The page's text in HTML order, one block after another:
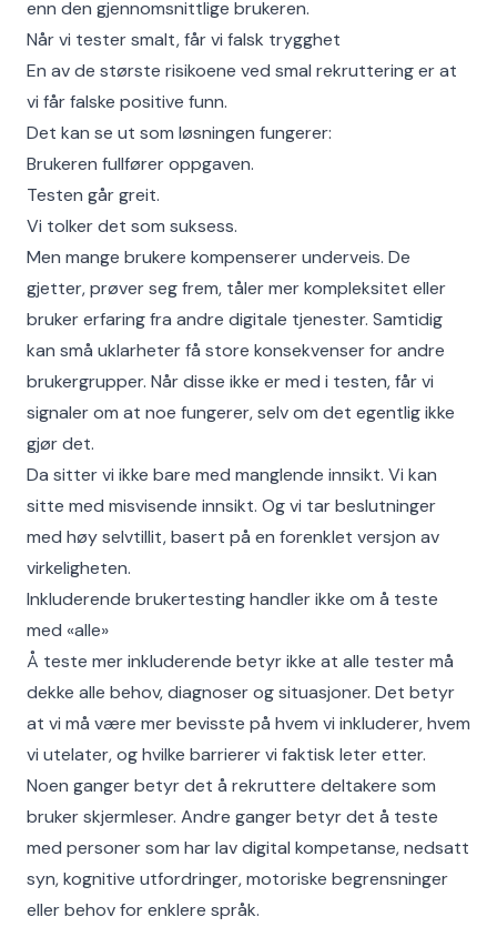
enn den gjennomsnittlige brukeren.
Når vi tester smalt, får vi falsk trygghet
En av de største risikoene ved smal rekruttering er at
vi får falske positive funn.
Det kan se ut som løsningen fungerer:
Brukeren fullfører oppgaven.
Testen går greit.
Vi tolker det som suksess.
Men mange brukere kompenserer underveis. De
gjetter, prøver seg frem, tåler mer kompleksitet eller
bruker erfaring fra andre digitale tjenester. Samtidig
kan små uklarheter få store konsekvenser for andre
brukergrupper. Når disse ikke er med i testen, får vi
signaler om at noe fungerer, selv om det egentlig ikke
gjør det.
Da sitter vi ikke bare med manglende innsikt. Vi kan
sitte med misvisende innsikt. Og vi tar beslutninger
med høy selvtillit, basert på en forenklet versjon av
virkeligheten.
Inkluderende brukertesting handler ikke om å teste
med «alle»
Å teste mer inkluderende betyr ikke at alle tester må
dekke alle behov, diagnoser og situasjoner. Det betyr
at vi må være mer bevisste på hvem vi inkluderer, hvem
vi utelater, og hvilke barrierer vi faktisk leter etter.
Noen ganger betyr det å rekruttere deltakere som
bruker skjermleser. Andre ganger betyr det å teste
med personer som har lav digital kompetanse, nedsatt
syn, kognitive utfordringer, motoriske begrensninger
eller behov for enklere språk.